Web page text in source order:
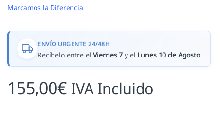
Marcamos la Diferencia
ENVÍO URGENTE 24/48H
Recíbelo entre elViernes 7 y el Lunes 10 de Agosto
155,00€ IVA Incluido